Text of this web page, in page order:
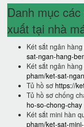
Danh mục
xuất tại nhà
Két sắt ngân hàng
sat-ngan-hang-
Két sắt ngân
pham/ket-sat-
Tủ hồ sơ https://
Tủ hồ sơ chống
ho-so-chong-chay
Két sắt mini hàn
pham/ket-sat-